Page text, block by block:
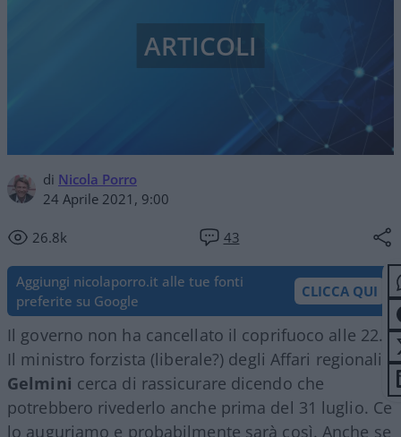
di Nicola Porro
24 Aprile 2021, 9:00
26.8k 43
ARTICOLI
Aggiungi nicolaporro.it alle tue fonti
preferite su Google
CLICCA QUI
Il governo non ha cancellato il coprifuoco alle 22.
Il ministro forzista (liberale?) degli Affari regionali
Gelmini cerca di rassicurare dicendo che
potrebbero rivederlo anche prima del 31 luglio. Ce
lo auguriamo e probabilmente sarà così. Anche se